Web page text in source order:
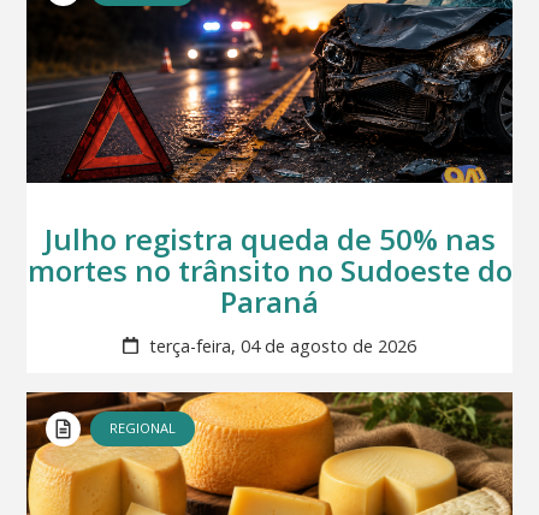
Julho registra queda de 50% nas
mortes no trânsito no Sudoeste do
Paraná
terça-feira, 04 de agosto de 2026
REGIONAL